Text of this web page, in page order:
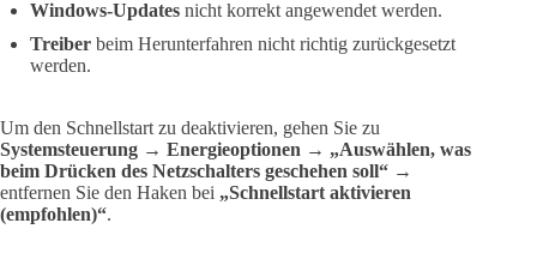
Windows-Updates nicht korrekt angewendet werden.
Treiber beim Herunterfahren nicht richtig zurückgesetzt
werden.
Um den Schnellstart zu deaktivieren, gehen Sie zu
Systemsteuerung → Energieoptionen → „Auswählen, was
beim Drücken des Netzschalters geschehen soll“ →
entfernen Sie den Haken bei „Schnellstart aktivieren
(empfohlen)“.